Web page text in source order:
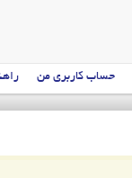
حساب کاربری من